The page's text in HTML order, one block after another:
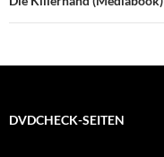
DVDCHECK-SEITEN